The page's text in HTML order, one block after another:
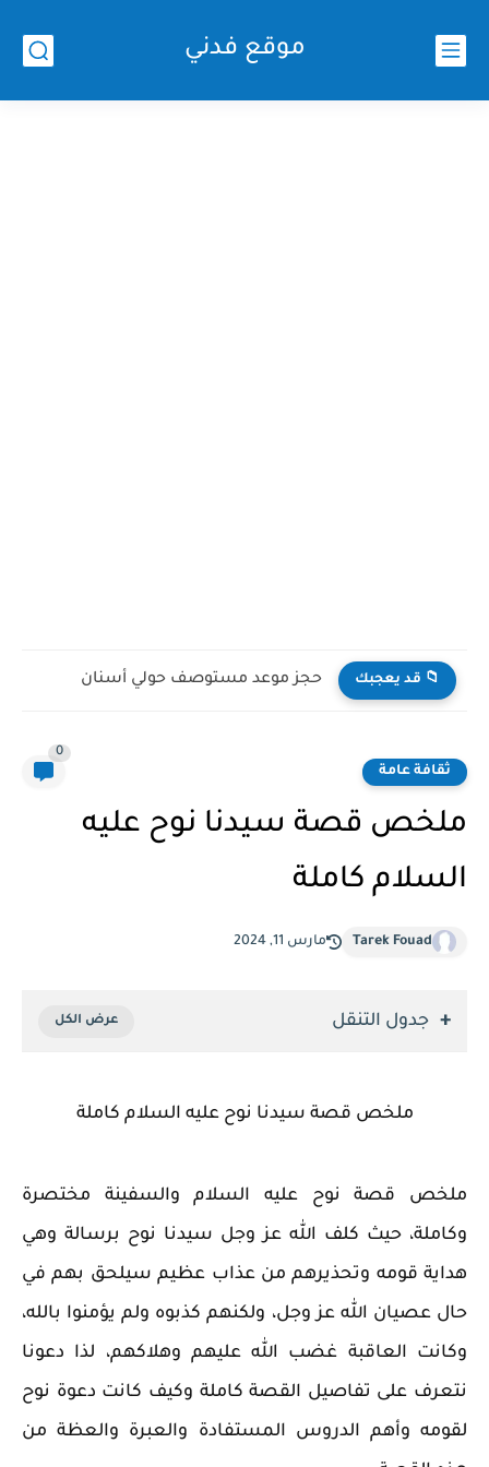
موقع فدني
📁 قد يعجبك حجز موعد مستوصف حولي أسنان
ثقافة عامة
0
ملخص قصة سيدنا نوح عليه
السلام كاملة
Tarek Fouad مارس 11, 2024
جدول التنقل
ملخص قصة سيدنا نوح عليه السلام كاملة
ملخص قصة نوح عليه السلام والسفينة مختصرة
وكاملة، حيث كلف الله عز وجل سيدنا نوح برسالة وهي
هداية قومه وتحذيرهم من عذاب عظيم سيلحق بهم في
حال عصيان الله عز وجل، ولكنهم كذبوه ولم يؤمنوا بالله،
وكانت العاقبة غضب الله عليهم وهلاكهم، لذا دعونا
نتعرف على تفاصيل القصة كاملة وكيف كانت دعوة نوح
لقومه وأهم الدروس المستفادة والعبرة والعظة من